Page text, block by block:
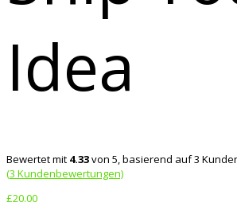
Idea
Bewertet mit 4.33von 5, basierend auf3
(3 Kundenbewertungen)
£20.00